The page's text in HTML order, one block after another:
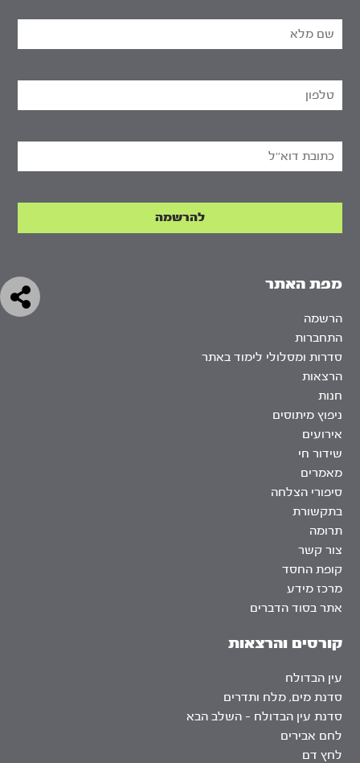
מפת האתר
הרשמה
התחברות
סדרות ומסלולי לימוד באתר
הרצאות
חנות
ניפוץ מיתוסים
אירועים
שידור חי
מאמרים
סיפורי הצלחה
בתקשורת
תרומה
צור קשר
קופת החסד
מרכז מידע
אתר בסוד הדברים
קורסים והרצאות
עין הבדולח
סדנת מים, מלח ותדרים
סדנת עין הבדולח – השלב הבא
לחם אבירים
לחץ דם